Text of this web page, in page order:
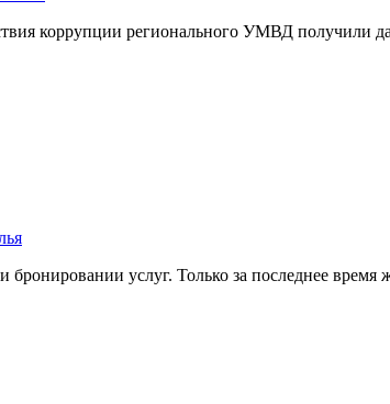
коррупции регионального УМВД получили
услуг. Только за последнее